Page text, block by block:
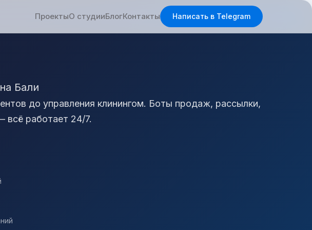
ПроектыО студииБлогКонтакты Написать в Telegram
Бали
до управления клинингом. Боты продаж, рассылки,
всё работает 24/7.